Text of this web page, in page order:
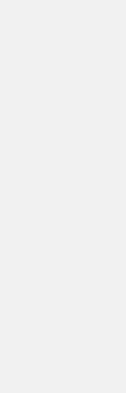
parola al
relazione
mi
fatto
di ironia
le mie